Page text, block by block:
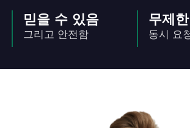
믿을 수 있음
그리고 안전함
무제한
동시 요